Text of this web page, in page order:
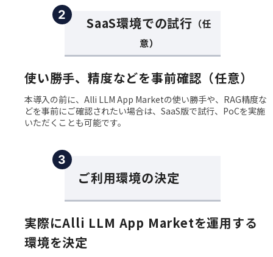
２ SaaS環境での試行 （任
意）
使い勝手、精度などを事前確認（任意）
本導入の前に、Alli LLM App Marketの使い勝手や、RAG精度な
どを事前にご確認されたい場合は、SaaS版で試行、PoCを実施
いただくことも可能です。
３
ご利用環境の決定
実際にAlli LLM App Marketを運用する
環境を決定